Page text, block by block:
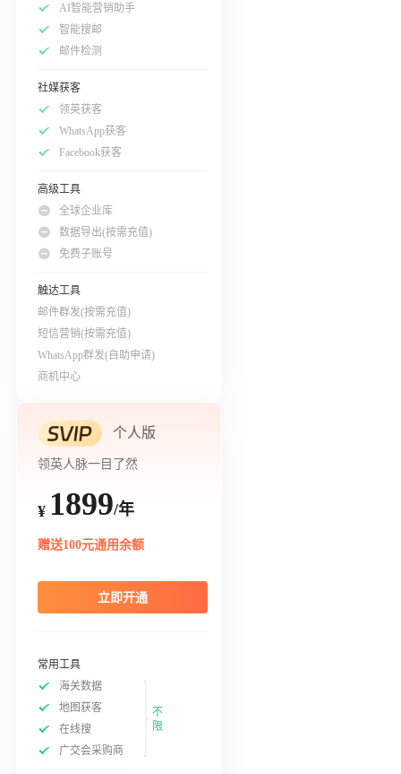
AI智能营销助手
智能搜邮
邮件检测
社媒获客
领英获客
WhatsApp获客
Facebook获客
高级工具
全球企业库
数据导出(按需充值)
免费子账号
触达工具
邮件群发(按需充值)
短信营销(按需充值)
WhatsApp群发(自助申请)
商机中心
个人版
领英人脉一目了然
¥ 1899/年
赠送100元通用余额
立即开通
常用工具
海关数据
地图获客
在线搜
广交会采购商
不
限